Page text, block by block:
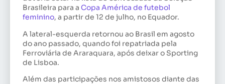
Brasileira para a Copa América de futebol
feminino, a partir de 12 de julho, no Equador.
A lateral-esquerda retornou ao Brasil em agosto
do ano passado, quando foi repatriada pela
Ferroviária de Araraquara, após deixar o Sporting
de Lisboa.
Além das participações nos amistosos diante das